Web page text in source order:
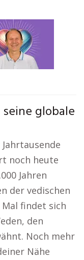
globale
noch heute
Jahren
der vedischen
findet sich
den
Noch mehr
Nähe